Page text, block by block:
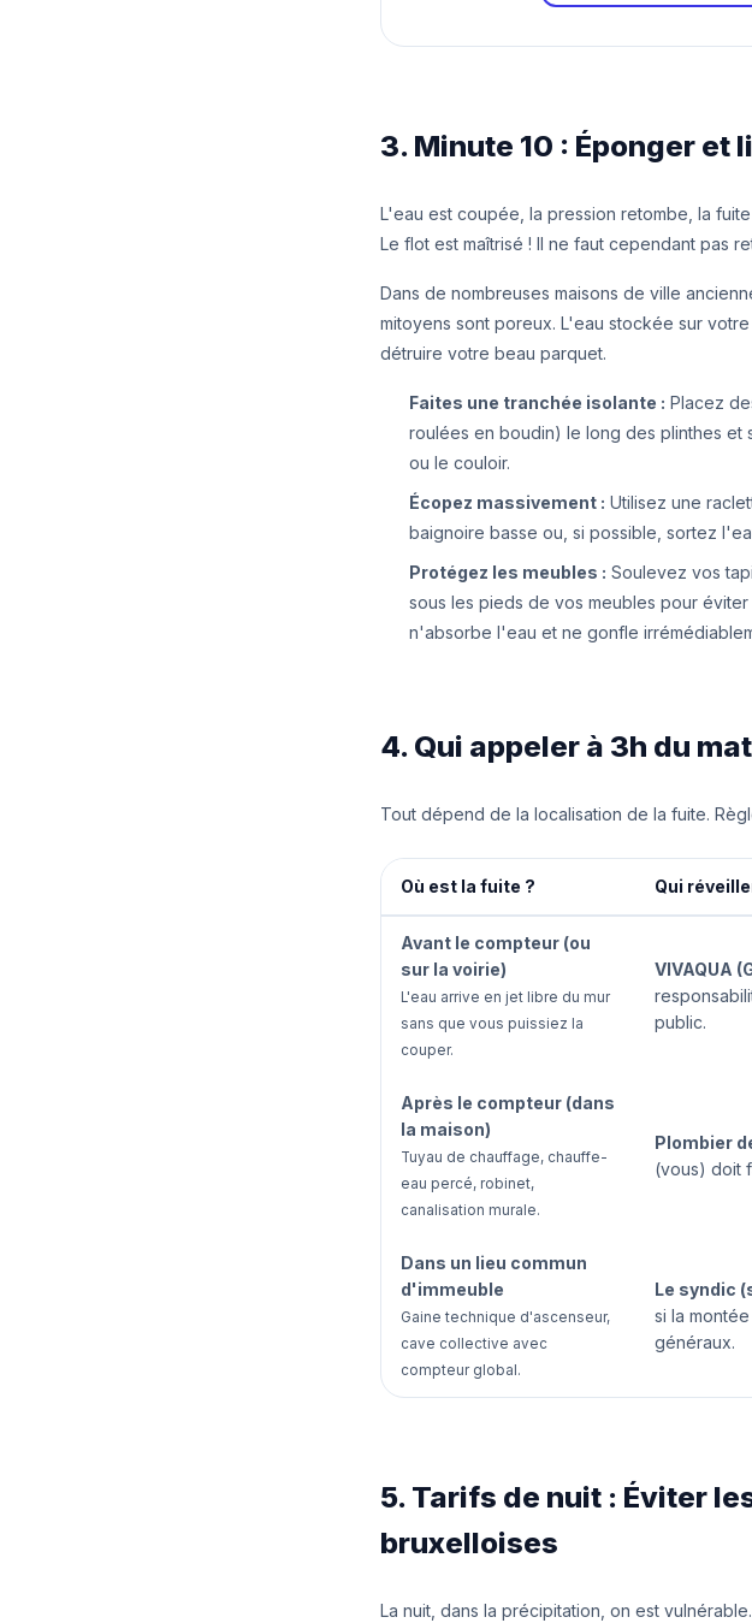
3. Minute 10 : Éponger
L'eau est coupée, la pression retombe, la
Le flot est maîtrisé ! Il ne faut cependant pas
Dans de nombreuses maisons de ville
mitoyens sont poreux. L'eau stockée sur
détruire votre beau parquet.
Faites une tranchée isolante : Placez
roulées en boudin) le long des plinthes
ou le couloir.
Écopez massivement : Utilisez une
baignoire basse ou, si possible, sortez
Protégez les meubles : Soulevez vos
sous les pieds de vos meubles pour
n'absorbe l'eau et ne gonfle
4. Qui appeler à 3h du
Tout dépend de la localisation de la fuite.
Où est la fuite ? Qui
Avant le compteur (ou
sur la voirie)
L'eau arrive en jet libre du mur
sans que vous puissiez la
couper.
VIVAQUA
public.
Après le compteur (dans
la maison)
Tuyau de chauffage, chauffe-
eau percé, robinet,
canalisation murale.
Plombier
(vous) doit
Dans un lieu commun
d'immeuble
Gaine technique d'ascenseur,
cave collective avec
compteur global.
Le syndic
si la
généraux.
5. Tarifs de nuit : Éviter
bruxelloises
La nuit, dans la précipitation, on est